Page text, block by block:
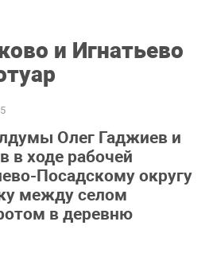
и Игнатьево
Олег Гаджиев и
в ходе рабочей
Посадскому округу
между селом
в деревню